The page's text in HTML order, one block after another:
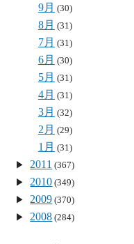
9月 (30)
8月 (31)
7月 (31)
6月 (30)
5月 (31)
4月 (31)
3月 (32)
2月 (29)
1月 (31)
2011 (367)
2010 (349)
2009 (370)
2008 (284)